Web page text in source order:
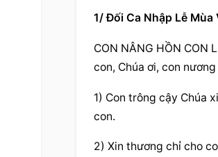
1/ Đối Ca Nhập Lễ Mùa
CON NÂNG HỒN CON
con, Chúa ơi, con
1) Con trông cậy Chúa
con.
2) Xin thương chỉ cho